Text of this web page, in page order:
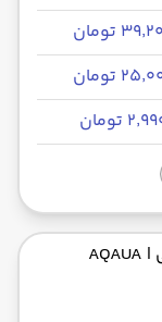
تومان
تومان
تومان
| AQAUA